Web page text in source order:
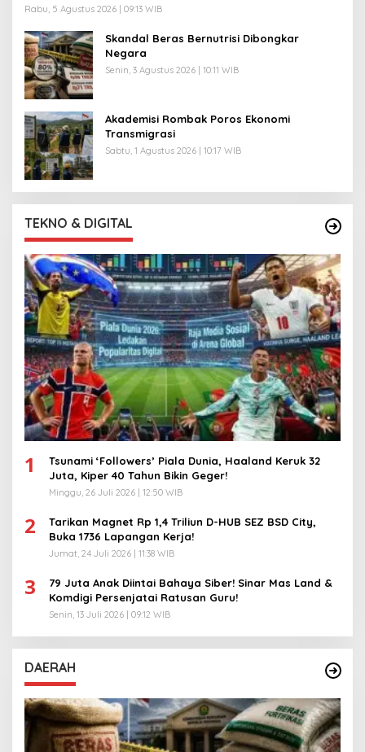
Rabu, 5 Agustus 2026 | 09:13 WIB
Skandal Beras Bernutrisi Dibongkar
Negara
Senin, 3 Agustus 2026 | 10:11 WIB
Akademisi Rombak Poros Ekonomi
Transmigrasi
Sabtu, 1 Agustus 2026 | 10:17 WIB
TEKNO & DIGITAL
1
Tsunami ‘Followers’ Piala Dunia, Haaland Keruk 32
Juta, Kiper 40 Tahun Bikin Geger!
Minggu, 26 Juli 2026 | 12:50 WIB
2
Tarikan Magnet Rp 1,4 Triliun D-HUB SEZ BSD City,
Buka 1736 Lapangan Kerja!
Jumat, 24 Juli 2026 | 11:38 WIB
3
79 Juta Anak Diintai Bahaya Siber! Sinar Mas Land &
Komdigi Persenjatai Ratusan Guru!
Senin, 13 Juli 2026 | 09:12 WIB
DAERAH